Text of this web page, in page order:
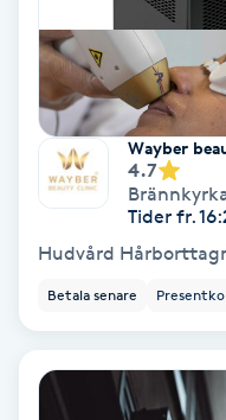
Färgning
Föning
Gel naglar
Gelenaglar
Gellack
Gellack med
Wayber
4.7
Tider fr.
Hudvård
Betala senare